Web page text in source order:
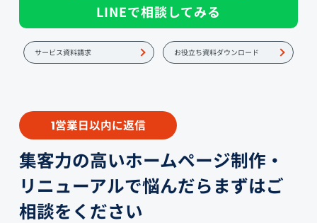
LINEで相談してみる
サービス資料請求 お役立ち資料ダウンロード
1営業日以内に返信
集客力の高いホームページ制作・
リニューアルで悩んだらまずはご
相談をください